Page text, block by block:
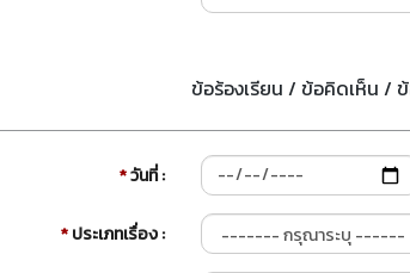
ข้อร้องเรียน / ข้อคิดเห็น /
*วันที่ :
*ประเภทเรื่อง :